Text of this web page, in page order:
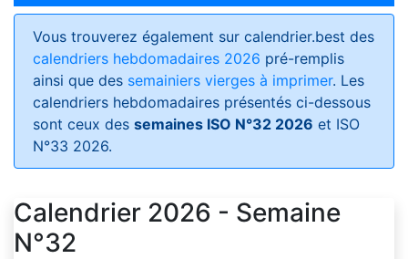
Vous trouverez également sur calendrier.best des
calendriers hebdomadaires 2026 pré-remplis
ainsi que des semainiers vierges à imprimer. Les
calendriers hebdomadaires présentés ci-dessous
sont ceux des semaines ISO N°32 2026 et ISO
N°33 2026.
Calendrier 2026 - Semaine
N°32